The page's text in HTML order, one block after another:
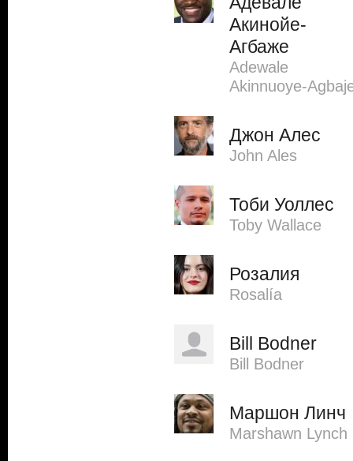
Акинойе-
Агбаже
Adewale
Akinnuoye-
Джон Алес
John Ales
Тоби Уоллес
Toby Wallace
Розалия
Rosalía
Bill Bodner
Bill Bodner
Маршон Линч
Marshawn Lynch